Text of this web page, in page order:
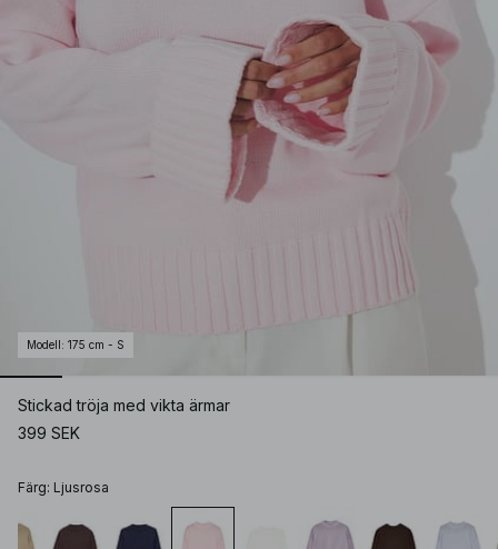
Modell : 175 cm - S
Stickad tröja med vikta ärmar
399 SEK
Färg: Ljusrosa